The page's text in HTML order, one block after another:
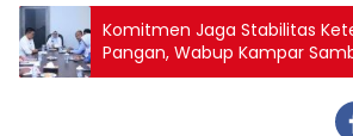
Komitmen Jaga Stabilitas
Pangan, Wabup Kampar
Kemenko